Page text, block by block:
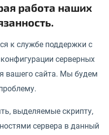
работа наших
к службе поддержки с
серверных
вашего сайта. Мы будем
выделяемые скрипту,
сервера в данный